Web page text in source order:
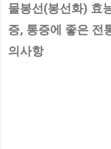
물봉선(봉선화) 효
증, 통증에 좋은 전
의사항